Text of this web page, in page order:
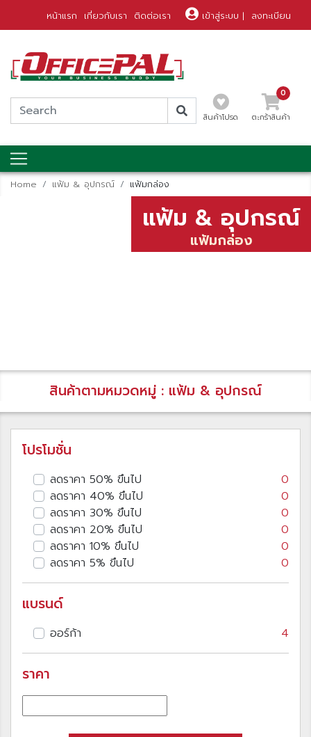
เข้าสู่ระบบ | ลงทะเบียน
หน้าแรก เกี่ยวกับเรา ติดต่อเรา
สินค้าโปรด ตะกร้าสินค้า
0
Home แฟ้ม & อุปกรณ์ แฟ้มกล่อง
แฟ้ม & อุปกรณ์
แฟ้มกล่อง
สินค้าตามหมวดหมู่ : แฟ้ม & อุปกรณ์
โปรโมชั่น
ลดราคา 50% ขึนไป
0
ลดราคา 40% ขึนไป
0
ลดราคา 30% ขึนไป
0
ลดราคา 20% ขึนไป
0
ลดราคา 10% ขึนไป
0
ลดราคา 5% ขึนไป
0
แบรนด์
ออร์ก้า 4
ราคา